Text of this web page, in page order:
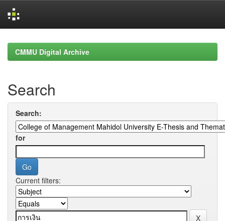
navigationCMMU Digital Archive
Search
Search:
for
Current filters: